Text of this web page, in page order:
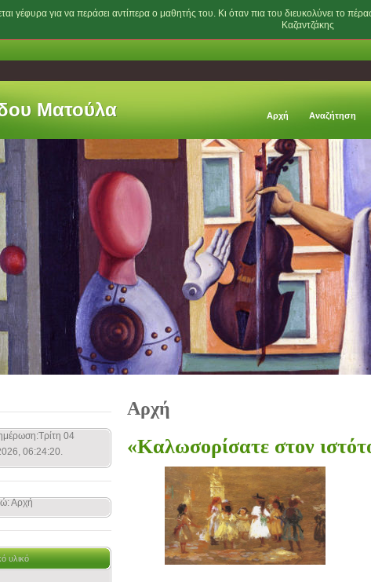
Ματούλα Αρχή Aναζήτηση
γέφυρα για να περάσει αντίπερα ο μαθητής του. Κι όταν πια του διευκολύνει το
Καζαντζάκης
04
06:24:20.
Αρχή
υλικό
Αρχή
«Καλωσορίσατε στον